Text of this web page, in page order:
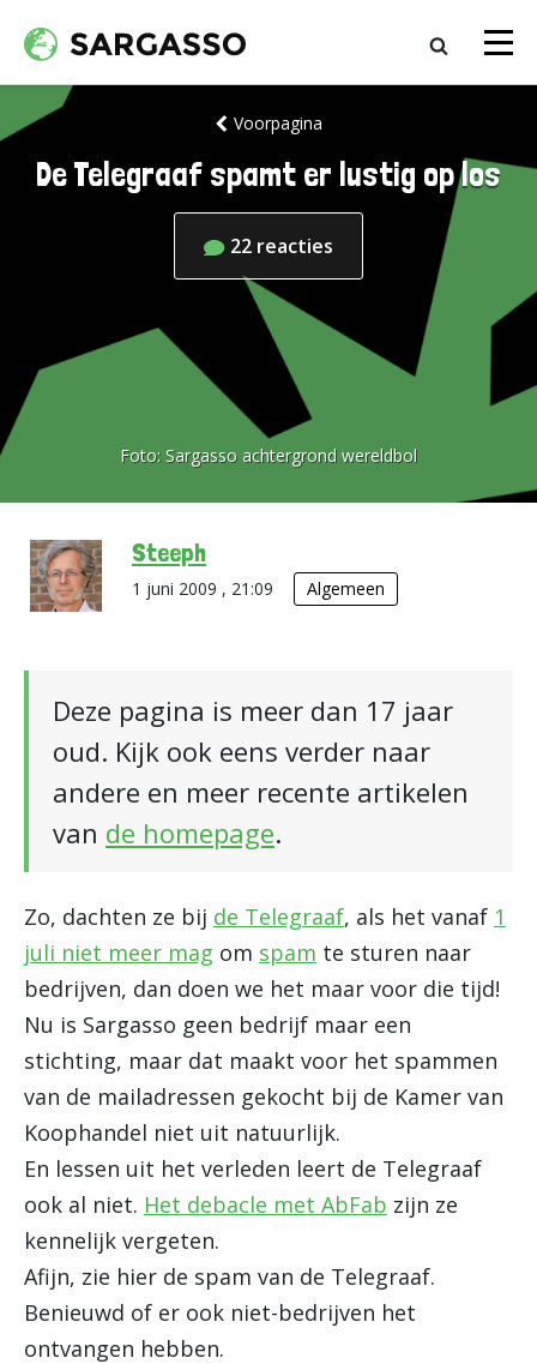
Voorpagina
De Telegraaf spamt er lustig op los
22 reacties
Foto: Sargasso achtergrond wereldbol
Steeph
1 juni 2009 , 21:09 Algemeen
Deze pagina is meer dan 17 jaar
oud. Kijk ook eens verder naar
andere en meer recente artikelen
van de homepage.
Zo, dachten ze bij de Telegraaf, als het vanaf 1
juli niet meer mag om spam te sturen naar
bedrijven, dan doen we het maar voor die tijd!
Nu is Sargasso geen bedrijf maar een
stichting, maar dat maakt voor het spammen
van de mailadressen gekocht bij de Kamer van
Koophandel niet uit natuurlijk.
En lessen uit het verleden leert de Telegraaf
ook al niet. Het debacle met AbFab zijn ze
kennelijk vergeten.
Afijn, zie hier de spam van de Telegraaf.
Benieuwd of er ook niet-bedrijven het
ontvangen hebben.